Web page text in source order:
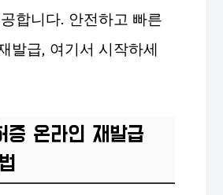
합니다. 안전하고 빠른
발급, 여기서 시작하세
증 온라인 재발급